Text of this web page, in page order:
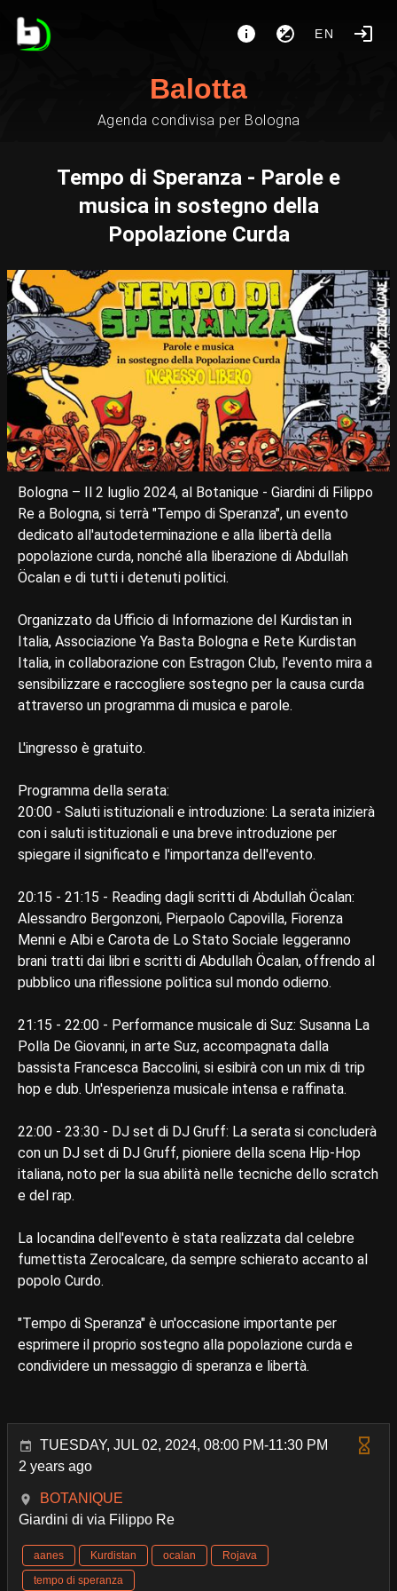
EN
Balotta
Agenda condivisa per Bologna
Tempo di Speranza - Parole e
musica in sostegno della
Popolazione Curda
Bologna – Il 2 luglio 2024, al Botanique - Giardini di Filippo
Re a Bologna, si terrà "Tempo di Speranza", un evento
dedicato all'autodeterminazione e alla libertà della
popolazione curda, nonché alla liberazione di Abdullah
Öcalan e di tutti i detenuti politici.
Organizzato da Ufficio di Informazione del Kurdistan in
Italia, Associazione Ya Basta Bologna e Rete Kurdistan
Italia, in collaborazione con Estragon Club, l'evento mira a
sensibilizzare e raccogliere sostegno per la causa curda
attraverso un programma di musica e parole.
L'ingresso è gratuito.
Programma della serata:
20:00 - Saluti istituzionali e introduzione: La serata inizierà
con i saluti istituzionali e una breve introduzione per
spiegare il significato e l'importanza dell'evento.
20:15 - 21:15 - Reading dagli scritti di Abdullah Öcalan:
Alessandro Bergonzoni, Pierpaolo Capovilla, Fiorenza
Menni e Albi e Carota de Lo Stato Sociale leggeranno
brani tratti dai libri e scritti di Abdullah Öcalan, offrendo al
pubblico una riflessione politica sul mondo odierno.
21:15 - 22:00 - Performance musicale di Suz: Susanna La
Polla De Giovanni, in arte Suz, accompagnata dalla
bassista Francesca Baccolini, si esibirà con un mix di trip
hop e dub. Un'esperienza musicale intensa e raffinata.
22:00 - 23:30 - DJ set di DJ Gruff: La serata si concluderà
con un DJ set di DJ Gruff, pioniere della scena Hip-Hop
italiana, noto per la sua abilità nelle tecniche dello scratch
e del rap.
La locandina dell'evento è stata realizzata dal celebre
fumettista Zerocalcare, da sempre schierato accanto al
popolo Curdo.
"Tempo di Speranza" è un'occasione importante per
esprimere il proprio sostegno alla popolazione curda e
condividere un messaggio di speranza e libertà.
TUESDAY, JUL 02, 2024, 08:00 PM-11:30 PM
2 years ago
BOTANIQUE
Giardini di via Filippo Re
aanes Kurdistan ocalan
Rojava
tempo di speranza